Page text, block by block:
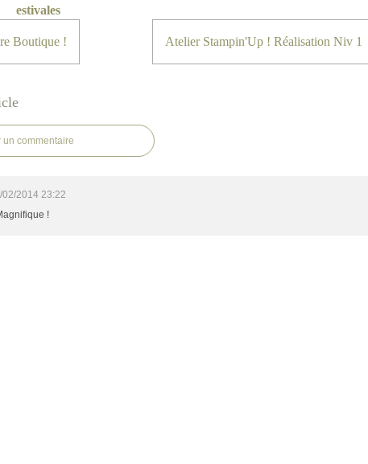
estivales
Boutique ! Atelier Stampin'Up ! Réalisation Niv 1
un commentaire
02/2014 23:22
!